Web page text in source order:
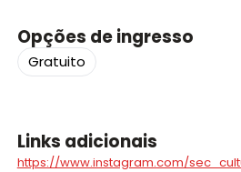
Opções de ingresso
Gratuito
Links adicionais
https://www.instagram.com/